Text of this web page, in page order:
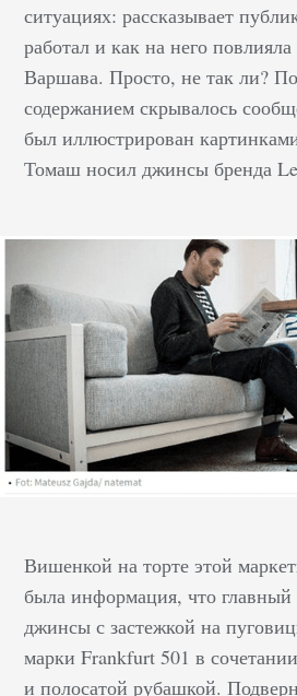
ситуациях: рассказывает
работал и как на него
Варшава. Просто, не так ли?
содержанием скрывалось
был иллюстрирован
Томаш носил джинсы бренда
Вишенкой на торте этой
была информация, что главный
джинсы с застежкой на
марки Frankfurt 501 в
и полосатой рубашкой.